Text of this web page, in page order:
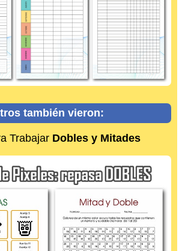
también vieron:
Trabajar Dobles y Mitades